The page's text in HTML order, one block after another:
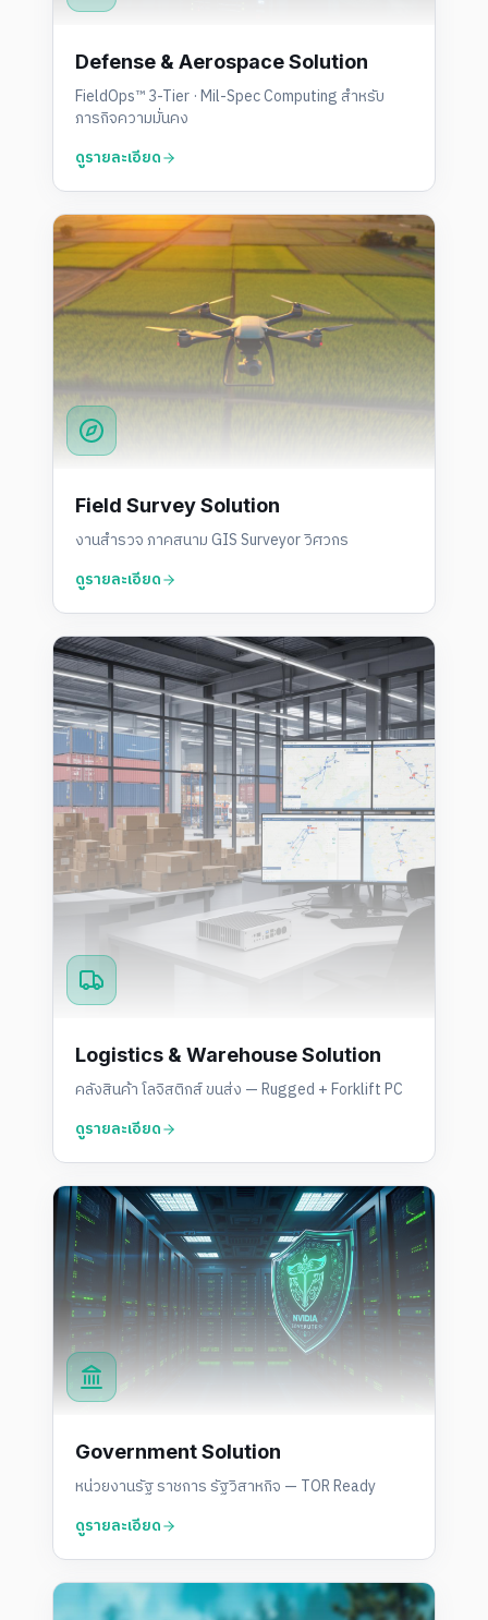
Defense & Aerospace Solution
FieldOps™ 3-Tier · Mil-Spec Computing สำหรับ
ภารกิจความมั่นคง
ดูรายละเอียด
Field Survey Solution
งานสำรวจ ภาคสนาม GIS Surveyor วิศวกร
ดูรายละเอียด
Logistics & Warehouse Solution
คลังสินค้า โลจิสติกส์ ขนส่ง — Rugged + Forklift PC
ดูรายละเอียด
Government Solution
หน่วยงานรัฐ ราชการ รัฐวิสาหกิจ — TOR Ready
ดูรายละเอียด